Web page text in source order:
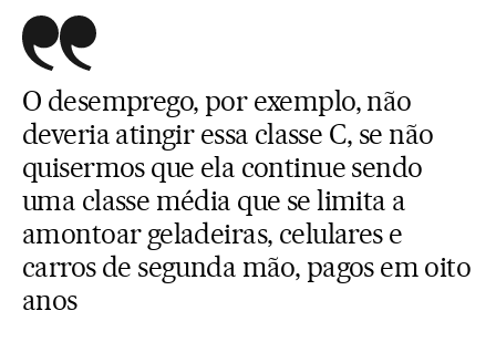
O desemprego, por exemplo, não
deveria atingir essa classe C, se não
quisermos que ela continue sendo
uma classe média que se limita a
amontoar geladeiras, celulares e
carros de segunda mão, pagos em oito
anos